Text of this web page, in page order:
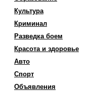
Культура
Криминал
Разведка боем
Красота и здоровье
Авто
Спорт
Объявления